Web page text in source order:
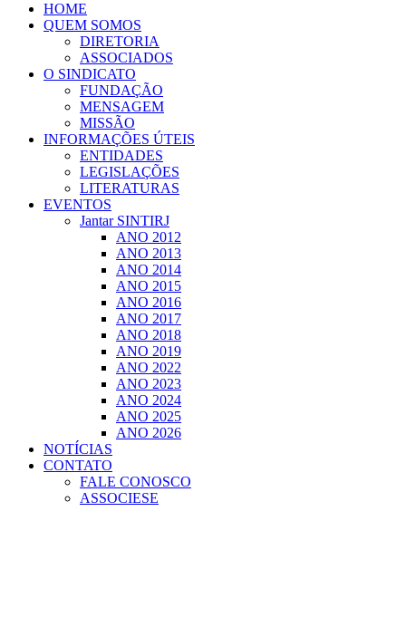
HOME
QUEM SOMOS
DIRETORIA
ASSOCIADOS
O SINDICATO
FUNDAÇÃO
MENSAGEM
MISSÃO
INFORMAÇÕES ÚTEIS
ENTIDADES
LEGISLAÇÕES
LITERATURAS
EVENTOS
Jantar SINTIRJ
ANO 2012
ANO 2013
ANO 2014
ANO 2015
ANO 2016
ANO 2017
ANO 2018
ANO 2019
ANO 2022
ANO 2023
ANO 2024
ANO 2025
ANO 2026
NOTÍCIAS
CONTATO
FALE CONOSCO
ASSOCIESE